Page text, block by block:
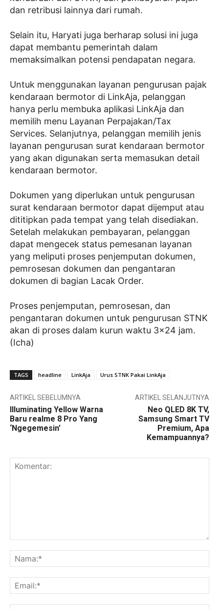
dan retribusi lainnya dari rumah.
Selain itu, Haryati juga berharap solusi ini juga
dapat membantu pemerintah dalam
memaksimalkan potensi pendapatan negara.
Untuk menggunakan layanan pengurusan pajak
kendaraan bermotor di LinkAja, pelanggan
hanya perlu membuka aplikasi LinkAja dan
memilih menu Layanan Perpajakan/Tax
Services. Selanjutnya, pelanggan memilih jenis
layanan pengurusan surat kendaraan bermotor
yang akan digunakan serta memasukan detail
kendaraan bermotor.
Dokumen yang diperlukan untuk pengurusan
surat kendaraan bermotor dapat dijemput atau
dititipkan pada tempat yang telah disediakan.
Setelah melakukan pembayaran, pelanggan
dapat mengecek status pemesanan layanan
yang meliputi proses penjemputan dokumen,
pemrosesan dokumen dan pengantaran
dokumen di bagian Lacak Order.
Proses penjemputan, pemrosesan, dan
pengantaran dokumen untuk pengurusan STNK
akan di proses dalam kurun waktu 3×24 jam.
(Icha)
TAGS headline LinkAja Urus STNK Pakai LinkAja
ARTIKEL SEBELUMNYA
Illuminating Yellow Warna
Baru realme 8 Pro Yang
‘Ngegemesin’
ARTIKEL SELANJUTNYA
Neo QLED 8K TV,
Samsung Smart TV
Premium, Apa
Kemampuannya?